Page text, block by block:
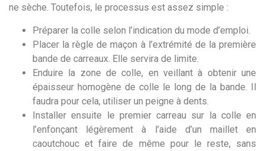
ne sèche. Toutefois, le processus est assez simple :
Préparer la colle selon l’indication du mode d’emploi.
Placer la règle de maçon à l’extrémité de la première
bande de carreaux. Elle servira de limite.
Enduire la zone de colle, en veillant à obtenir une
épaisseur homogène de colle le long de la bande. Il
faudra pour cela, utiliser un peigne à dents.
Installer ensuite le premier carreau sur la colle en
l’enfonçant légèrement à l’aide d’un maillet en
caoutchouc et faire de même pour le reste, sans